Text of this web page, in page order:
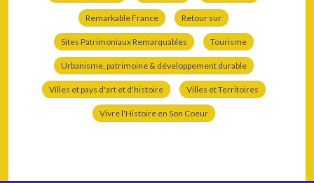
Remarkable France Retour sur
Sites Patrimoniaux Remarquables Tourisme
Urbanisme, patrimoine & développement durable
Villes et pays d'art et d'histoire Villes et Territoires
Vivre l'Histoire en Son Coeur